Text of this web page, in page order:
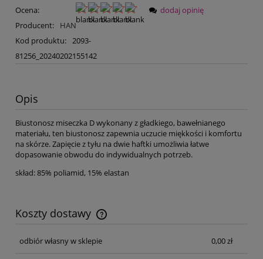
Ocena:
Producent:
HAN
Kod produktu: 2093-
81256_20240202155142
dodaj opinię
Opis
Biustonosz miseczka D wykonany z gładkiego, bawełnianego
materiału, ten biustonosz zapewnia uczucie miękkości i komfortu
na skórze. Zapięcie z tyłu na dwie haftki umożliwia łatwe
dopasowanie obwodu do indywidualnych potrzeb.
skład: 85% poliamid, 15% elastan
Koszty dostawy
Cena nie zawiera ewentualnych kosztów płatności
odbiór własny w sklepie
0,00 zł